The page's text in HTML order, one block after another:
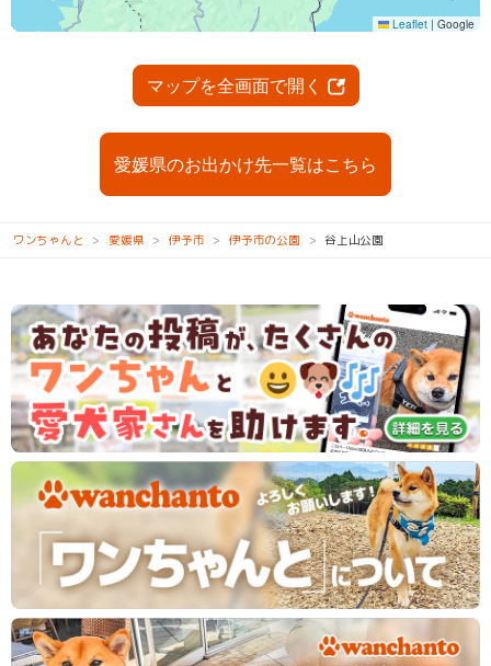
マップを全画面で開く
愛媛県のお出かけ先一覧はこちら
ワンちゃんと 愛媛県 伊予市 伊予市の公園 谷上山公園